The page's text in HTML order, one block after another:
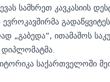
სამხრეთ კავკასიის
ითამაშოს
დიპლომატმა.
საქართველოში